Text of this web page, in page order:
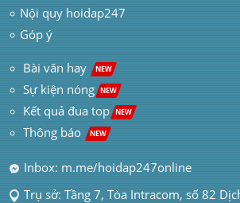
Nội quy hoidap247
Góp ý
Bài văn hay NEW
Sự kiện nóng NEW
Kết quả đua top NEW
Thông báo NEW
Inbox: m.me/hoidap247online
Trụ sở: Tầng 7, Tòa Intracom, số 82